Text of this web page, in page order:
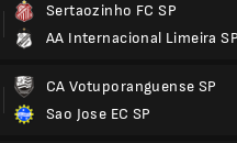
Sertaozinho FC SP
AA Internacional Limeira SP
CA Votuporanguense SP
Sao Jose EC SP